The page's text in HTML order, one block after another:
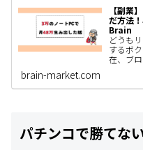
【副業
だ方法
Brain
どうも
するボ
在、ブ
brain-market.com
パチンコで勝てな